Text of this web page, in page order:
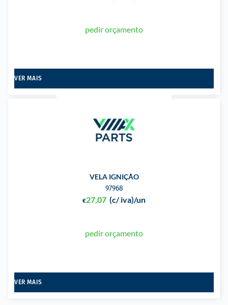
pedir orçamento
VER MAIS
VELA IGNIÇÃO
97968
€27,07 (c/ iva)/un
pedir orçamento
VER MAIS